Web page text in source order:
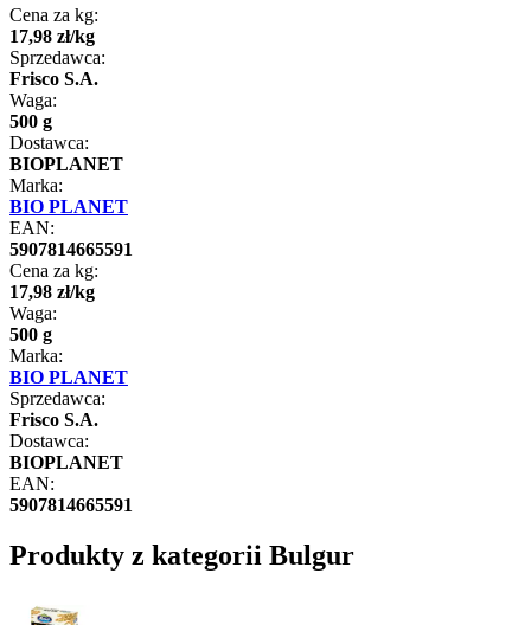
Cena za kg:
17,98 zł/kg
Sprzedawca:
Frisco S.A.
Waga:
500 g
Dostawca:
BIOPLANET
Marka:
BIO PLANET
EAN:
5907814665591
Cena za kg:
17,98 zł/kg
Waga:
500 g
Marka:
BIO PLANET
Sprzedawca:
Frisco S.A.
Dostawca:
BIOPLANET
EAN:
5907814665591
Produkty z kategorii Bulgur